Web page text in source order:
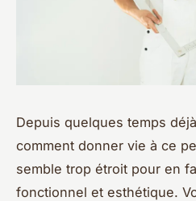
Depuis quelques temps
comment donner vie à ce
semble trop étroit pour en
fonctionnel et esthétique.